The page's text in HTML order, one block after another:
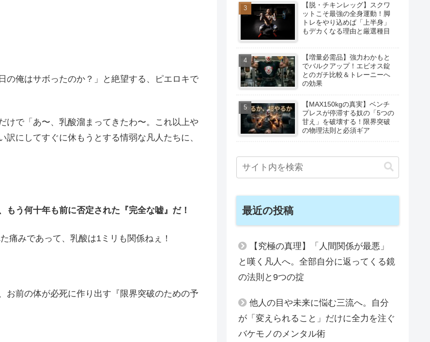
の俺はサボったのか？」と絶望する、ピエロキで
けで「あ〜、乳酸溜まってきたわ〜。これ以上や
にしてすぐに休もうとする情弱な凡人たちに、
もう何十年も前に否定された『完全な嘘』だ！
痛みであって、乳酸は1ミリも関係ねぇ！
お前の体が必死に作り出す『限界突破のための予
【脱・チキンレッグ】スクワ
ットこそ最強の全身運動！脚
トレをやり込めば「上半身」
もデカくなる理由と厳選種目
【増量必需品】強力わかもと
でバルクアップ！エビオス錠
とのガチ比較＆トレーニーへ
の効果
【MAX150kgの真実】ベンチ
プレスが停滞する奴の「5つの
甘え」を破壊する！限界突破
の物理法則と必須ギア
最近の投稿
【究極の真理】「人間関係が最悪」
と嘆く凡人へ。全部自分に返ってくる鏡
の法則と9つの掟
他人の目や未来に悩む三流へ。自分
が「変えられること」だけに全力を注ぐ
バケモノのメンタル術